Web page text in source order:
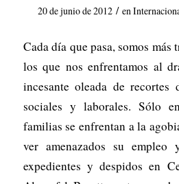
20 de junio de 2012 / en
Cada día que pasa, somos más
los que nos enfrentamos al
incesante oleada de recortes
sociales y laborales. Sólo
familias se enfrentan a la
ver amenazados su
expedientes y despidos en